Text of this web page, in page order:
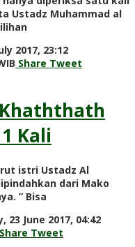
Ustadz Muhammad al
2017, 23:12
by
Share Tweet
Kali
istri Ustadz Al
dari Mako
” Bisa
23 June 2017, 04:42
by
Share Tweet